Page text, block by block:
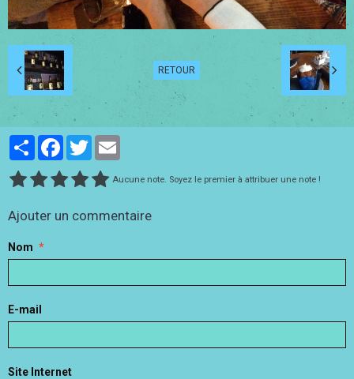
RETOUR
PartagerFacebook
Twitter
Aucune note. Soyez le premier à attribuer une note !
Ajouter un commentaire
Nom
E-mail
Site Internet